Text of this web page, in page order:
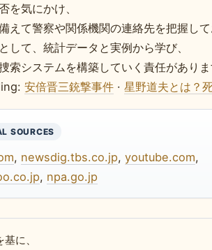
を気にかけ、
えて警察や関係機関の連絡先を把握し
して、統計データと実例から学び、
索システムを構築していく責任があり
安倍晋三銃撃事件 · 星野道夫とは？
SOURCES
, newsdig.tbs.co.jp, youtube.com,
, npa.go.jp
に、